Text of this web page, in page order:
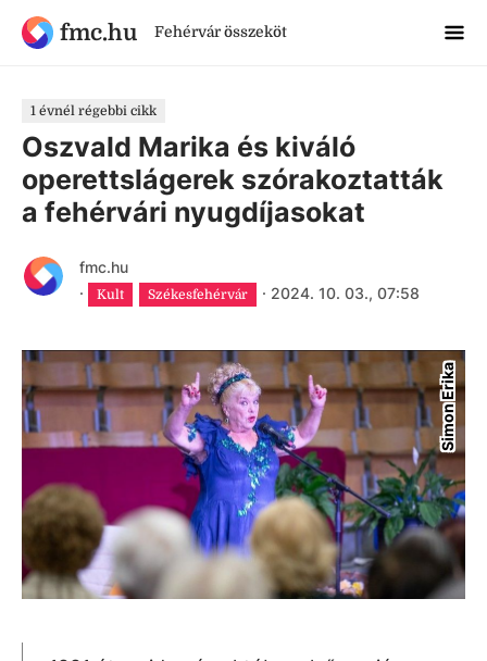
fmc.hu Fehérvár összeköt
1 évnél régebbi cikk
Oszvald Marika és kiváló
operettslágerek szórakoztatták
a fehérvári nyugdíjasokat
fmc.hu
·
Kult Székesfehérvár · 2024. 10. 03., 07:58
Simon Erika